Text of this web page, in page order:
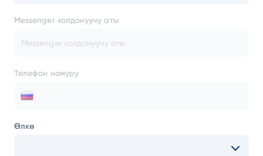
Messenger колдонуучу аты
Телефон номуру
Өлкө